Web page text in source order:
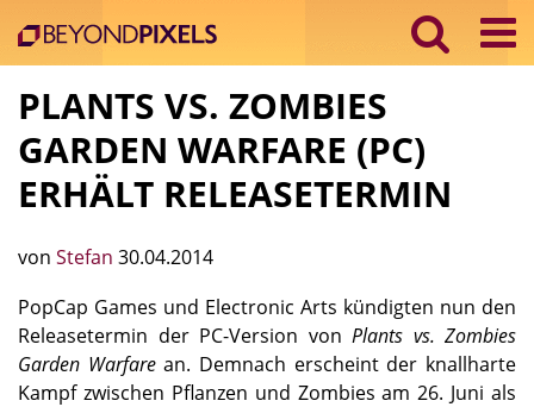
PLANTS VS. ZOMBIES
GARDEN WARFARE (PC)
ERHÄLT RELEASETERMIN
von Stefan 30.04.2014
PopCap Games und Electronic Arts kündigten nun den
Releasetermin der PC-Version von Plants vs. Zombies
Garden Warfarean. Demnach erscheint der knallharte
Kampf zwischen Pflanzen und Zombies am 26. Juni als